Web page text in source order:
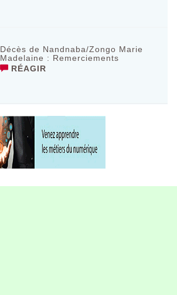
Décès de Nandnaba/Zongo Marie
Madelaine : Remerciements
RÉAGIR